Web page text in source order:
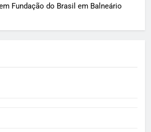
Fundação do Brasil em Balneário